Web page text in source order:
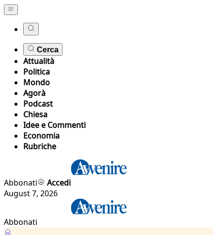
Cerca
Attualità
Politica
Mondo
Agorà
Podcast
Chiesa
Idee e Commenti
Economia
Rubriche
Abbonati
Accedi
August 7, 2026
Abbonati